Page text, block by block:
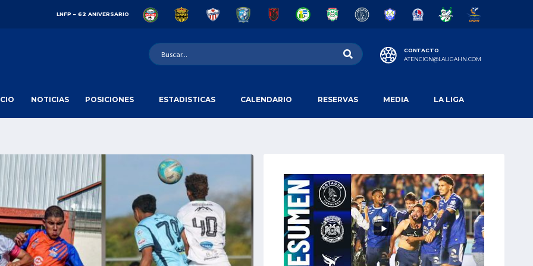
LNFP – 62 ANIVERSARIO
CONTACTO
ATENCION@LALIGAHN.COM
NOTICIAS POSICIONES ESTADISTICAS CALENDARIO RESERVAS MEDIA LA LIGA